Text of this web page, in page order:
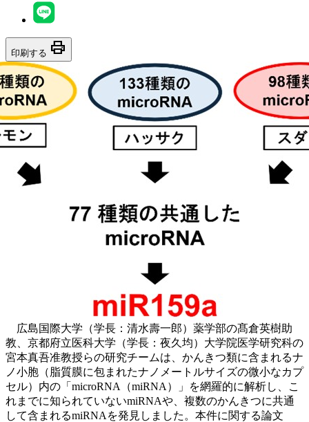
印刷する print
広島国際大学（学長：清水壽一郎）薬学部の髙倉英樹助
教、京都府立医科大学（学長：夜久均）大学院医学研究科の
宮本真吾准教授らの研究チームは、かんきつ類に含まれるナ
ノ小胞（脂質膜に包まれたナノメートルサイズの微小なカプ
セル）内の「microRNA（miRNA）」を網羅的に解析し、こ
れまでに知られていないmiRNAや、複数のかんきつに共通
して含まれるmiRNAを発見しました。本件に関する論文